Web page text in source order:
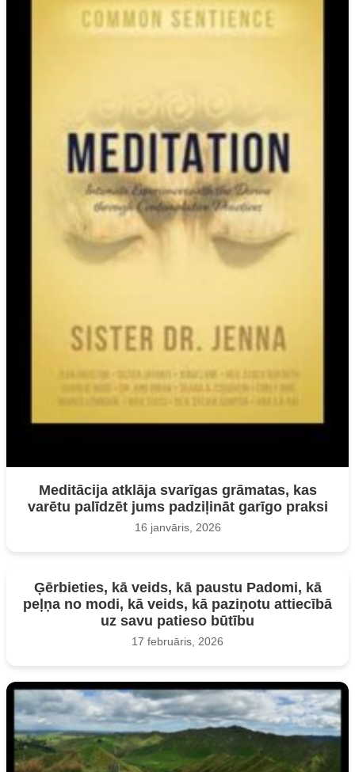
Meditācija atklāja svarīgas grāmatas, kas
varētu palīdzēt jums padziļināt garīgo praksi
16 janvāris, 2026
Ģērbieties, kā veids, kā paustu Padomi, kā
peļņa no modi, kā veids, kā paziņotu attiecībā
uz savu patieso būtību
17 februāris, 2026